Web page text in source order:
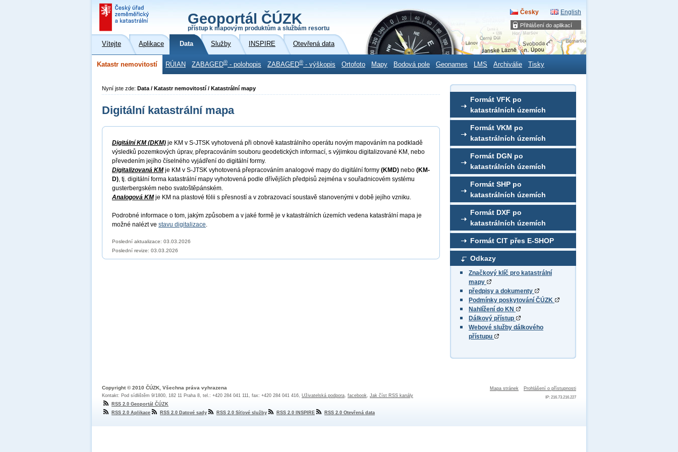
Přihlášení do aplikací
Geoportál ČÚZK
přístup k mapovým produktům a službám resortu
Česky English
Vítejte Aplikace Data Služby INSPIRE Otevřená data
Katastr nemovitostí RÚIAN ZABAGED® - polohopis ZABAGED® - výškopis Ortofoto Mapy Bodová pole Geonames LMS Archiválie Tisky
Formát VFK po
katastrálních územích
Formát VKM po
katastrálních územích
Formát DGN po
katastrálních územích
Formát SHP po
katastrálních územích
Formát DXF po
katastrálních územích
Formát CIT přes E-SHOP
Odkazy
Značkový klíč pro katastrální
mapy
předpisy a dokumenty
Podmínky poskytování ČÚZK
Nahlížení do KN
Dálkový přístup
Webové služby dálkového
přístupu
Nyní jste zde: Data / Katastr nemovitostí / Katastrální mapy
Digitální katastrální mapa
Digitální KM (DKM) je KM v S-JTSK vyhotovená při obnově katastrálního operátu novým mapováním na podkladě
výsledků pozemkových úprav, přepracováním souboru geodetických informací, s výjimkou digitalizované KM, nebo
převedením jejího číselného vyjádření do digitální formy.
Digitalizovaná KMje KM v S-JTSK vyhotovená přepracováním analogové mapy do digitální formy (KMD) nebo (KM-
D), tj. digitální forma katastrální mapy vyhotovená podle dřívějších předpisů zejména v souřadnicovém systému
gusterbergském nebo svatoštěpánském.
Analogová KMje KM na plastové fólii s přesností a v zobrazovací soustavě stanovenými v době jejího vzniku.
Podrobné informace o tom, jakým způsobem a v jaké formě je v katastrálních územích vedena katastrální mapa je
možné nalézt ve stavu digitalizace.
Poslední aktualizace: 03.03.2026
Poslední revize: 03.03.2026
Mapa stránek Prohlášení o přístupnosti
IP: 216.73.216.227
Copyright © 2010 ČÚZK, Všechna práva vyhrazena
Kontakt: Pod sídlištěm 9/1800, 182 11 Praha 8, tel.: +420 284 041 111, fax: +420 284 041 416, Uživatelská podpora, facebook, Jak číst RSS kanály
RSS 2.0 Geoportál ČÚZK
RSS 2.0 Aplikace
RSS 2.0 Datové sady RSS 2.0 Síťové služby RSS 2.0 INSPIRE RSS 2.0 Otevřená data